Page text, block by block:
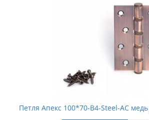
Петля Апекс 100*70-B4-Steel-AC